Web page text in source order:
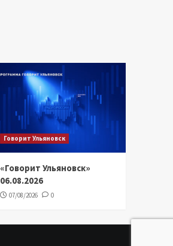
Говорит Ульяновск
«Говорит Ульяновск»
06.08.2026
07/08/2026 0